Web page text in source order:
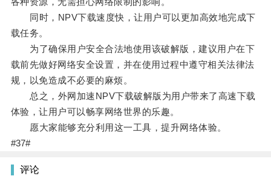
同时，NPV下载速度快，让用户可以更加高效地完成下
载任务。
为了确保用户安全合法地使用该破解版，建议用户在下
载前先做好网络安全设置，并在使用过程中遵守相关法律法
规，以免造成不必要的麻烦。
总之，外网加速NPV下载破解版为用户带来了高速下载
体验，让用户可以畅享网络世界的乐趣。
愿大家能够充分利用这一工具，提升网络体验。
#37#
评论